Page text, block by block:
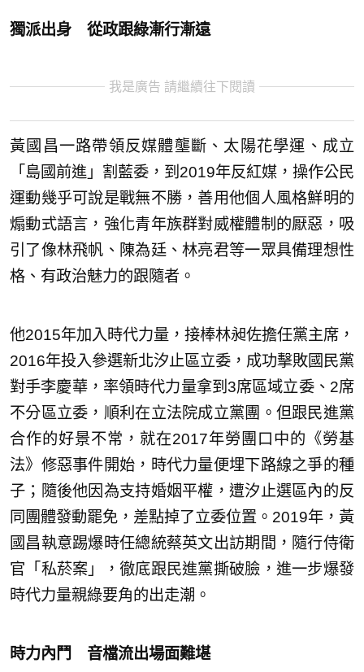
獨派出身 從政跟綠漸行漸遠
我是廣告 請繼續往下閱讀
黃國昌一路帶領反媒體壟斷、太陽花學運、成立
「島國前進」割藍委，到2019年反紅媒，操作公民
運動幾乎可說是戰無不勝，善用他個人風格鮮明的
煽動式語言，強化青年族群對威權體制的厭惡，吸
引了像林飛帆、陳為廷、林亮君等一眾具備理想性
格、有政治魅力的跟隨者。
他2015年加入時代力量，接棒林昶佐擔任黨主席，
2016年投入參選新北汐止區立委，成功擊敗國民黨
對手李慶華，率領時代力量拿到3席區域立委、2席
不分區立委，順利在立法院成立黨團。但跟民進黨
合作的好景不常，就在2017年勞團口中的《勞基
法》修惡事件開始，時代力量便埋下路線之爭的種
子；隨後他因為支持婚姻平權，遭汐止選區內的反
同團體發動罷免，差點掉了立委位置。2019年，黃
國昌執意踢爆時任總統蔡英文出訪期間，隨行侍衛
官「私菸案」，徹底跟民進黨撕破臉，進一步爆發
時代力量親綠要角的出走潮。
時力內鬥 音檔流出場面難堪